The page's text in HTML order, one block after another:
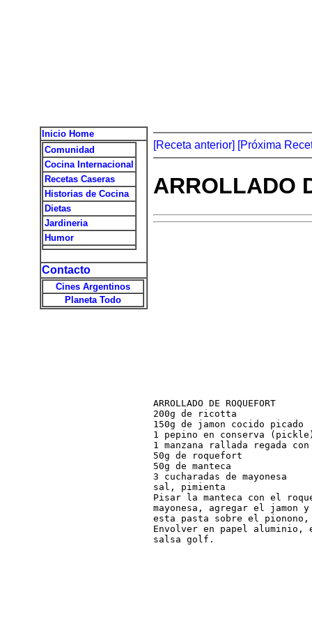
Inicio Home
Comunidad
Cocina Internacional
Recetas Caseras
Historias de Cocina
Dietas
Jardineria
Humor
Contacto
Cines Argentinos
Planeta Todo
[Receta anterior] [Próxima
ARROLLADO
ARROLLADO DE ROQUEFORT
200g de ricotta
150g de jamon cocido picado
1 pepino en conserva
1 manzana rallada regada
50g de roquefort
50g de manteca
3 cucharadas de mayonesa
sal, pimienta
Pisar la manteca con el
mayonesa, agregar el jamon
esta pasta sobre el
Envolver en papel
salsa golf.